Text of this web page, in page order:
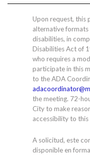
Upon request, this
alternative
disabilities, in
Disabilities Act of
who requires a
participate in this
to the ADA
the meeting. 72-
City to make
accessibility to this
A solicitud, este
disponible en